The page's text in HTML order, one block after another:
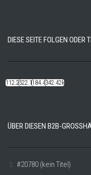
DIESE SEITE FOLGEN ODER
112.22k522.14k184.48k342.42k
ÜBER DIESEN B2B-
#20780 (kein Titel)